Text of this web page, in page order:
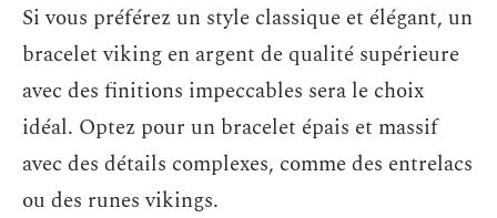
Si vous préférez un style classique et élégant, un
bracelet viking en argent de qualité supérieure
avec des finitions impeccables sera le choix
idéal. Optez pour un bracelet épais et massif
avec des détails complexes, comme des entrelacs
ou des runes vikings.